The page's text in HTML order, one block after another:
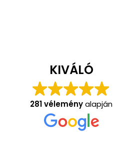
KIVÁLÓ
281 véleményalapján